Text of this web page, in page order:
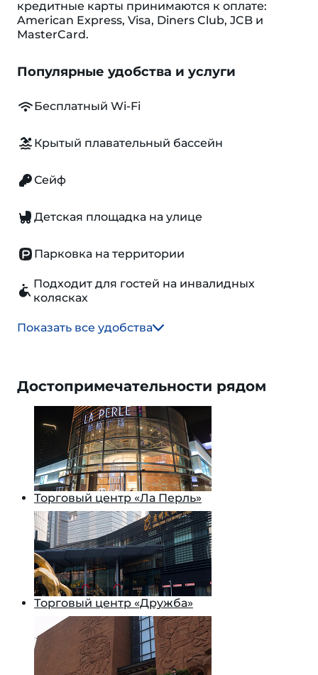
кредитные карты принимаются к оплате:
American Express, Visa, Diners Club, JCB и
MasterCard.
Популярные удобства и услуги
Бесплатный Wi-Fi
Крытый плавательный бассейн
Сейф
Детская площадка на улице
Парковка на территории
Подходит для гостей на инвалидных
колясках
Показать все удобства
Достопримечательности рядом
Торговый центр «Ла Перль»
Торговый центр «Дружба»